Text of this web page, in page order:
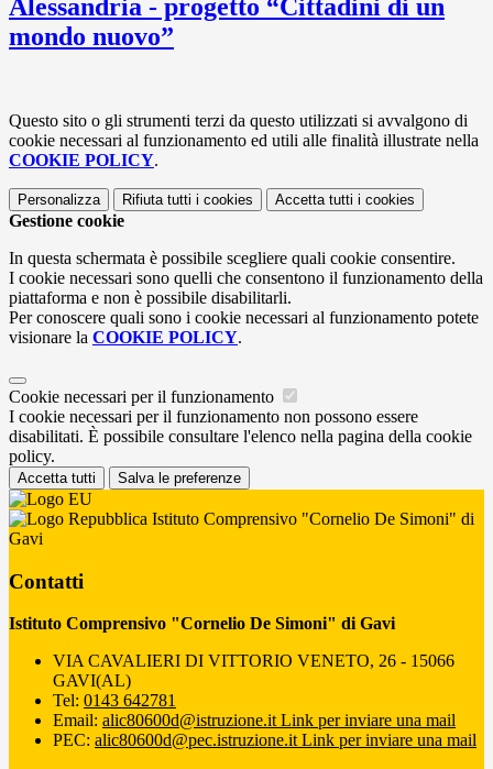
Alessandria - progetto “Cittadini di un
mondo nuovo”
Questo sito o gli strumenti terzi da questo utilizzati si avvalgono di
cookie necessari al funzionamento ed utili alle finalità illustrate nella
COOKIE POLICY.
Personalizza Rifiuta tutti i cookies Accetta tutti i cookies
Gestione cookie
In questa schermata è possibile scegliere quali cookie consentire.
I cookie necessari sono quelli che consentono il funzionamento della
piattaforma e non è possibile disabilitarli.
Per conoscere quali sono i cookie necessari al funzionamento potete
visionare la COOKIE POLICY.
Cookie necessari per il funzionamento
I cookie necessari per il funzionamento non possono essere
disabilitati. È possibile consultare l'elenco nella pagina della cookie
policy.
Accetta tutti Salva le preferenze
Istituto Comprensivo "Cornelio De Simoni" di
Gavi
Contatti
Istituto Comprensivo "Cornelio De Simoni" di Gavi
VIA CAVALIERI DI VITTORIO VENETO, 26 - 15066
GAVI(AL)
Tel: 0143 642781
Email: alic80600d@istruzione.it Link per inviare una mail
PEC: alic80600d@pec.istruzione.it Link per inviare una mail